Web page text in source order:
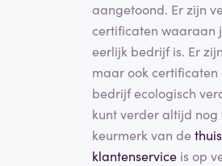
aangetoond. Er zijn
certificaten waaraan
eerlijk bedrijf is. Er
maar ook
bedrijf ecologisch
kunt verder altijd
keurmerk van de
klantenservice is op